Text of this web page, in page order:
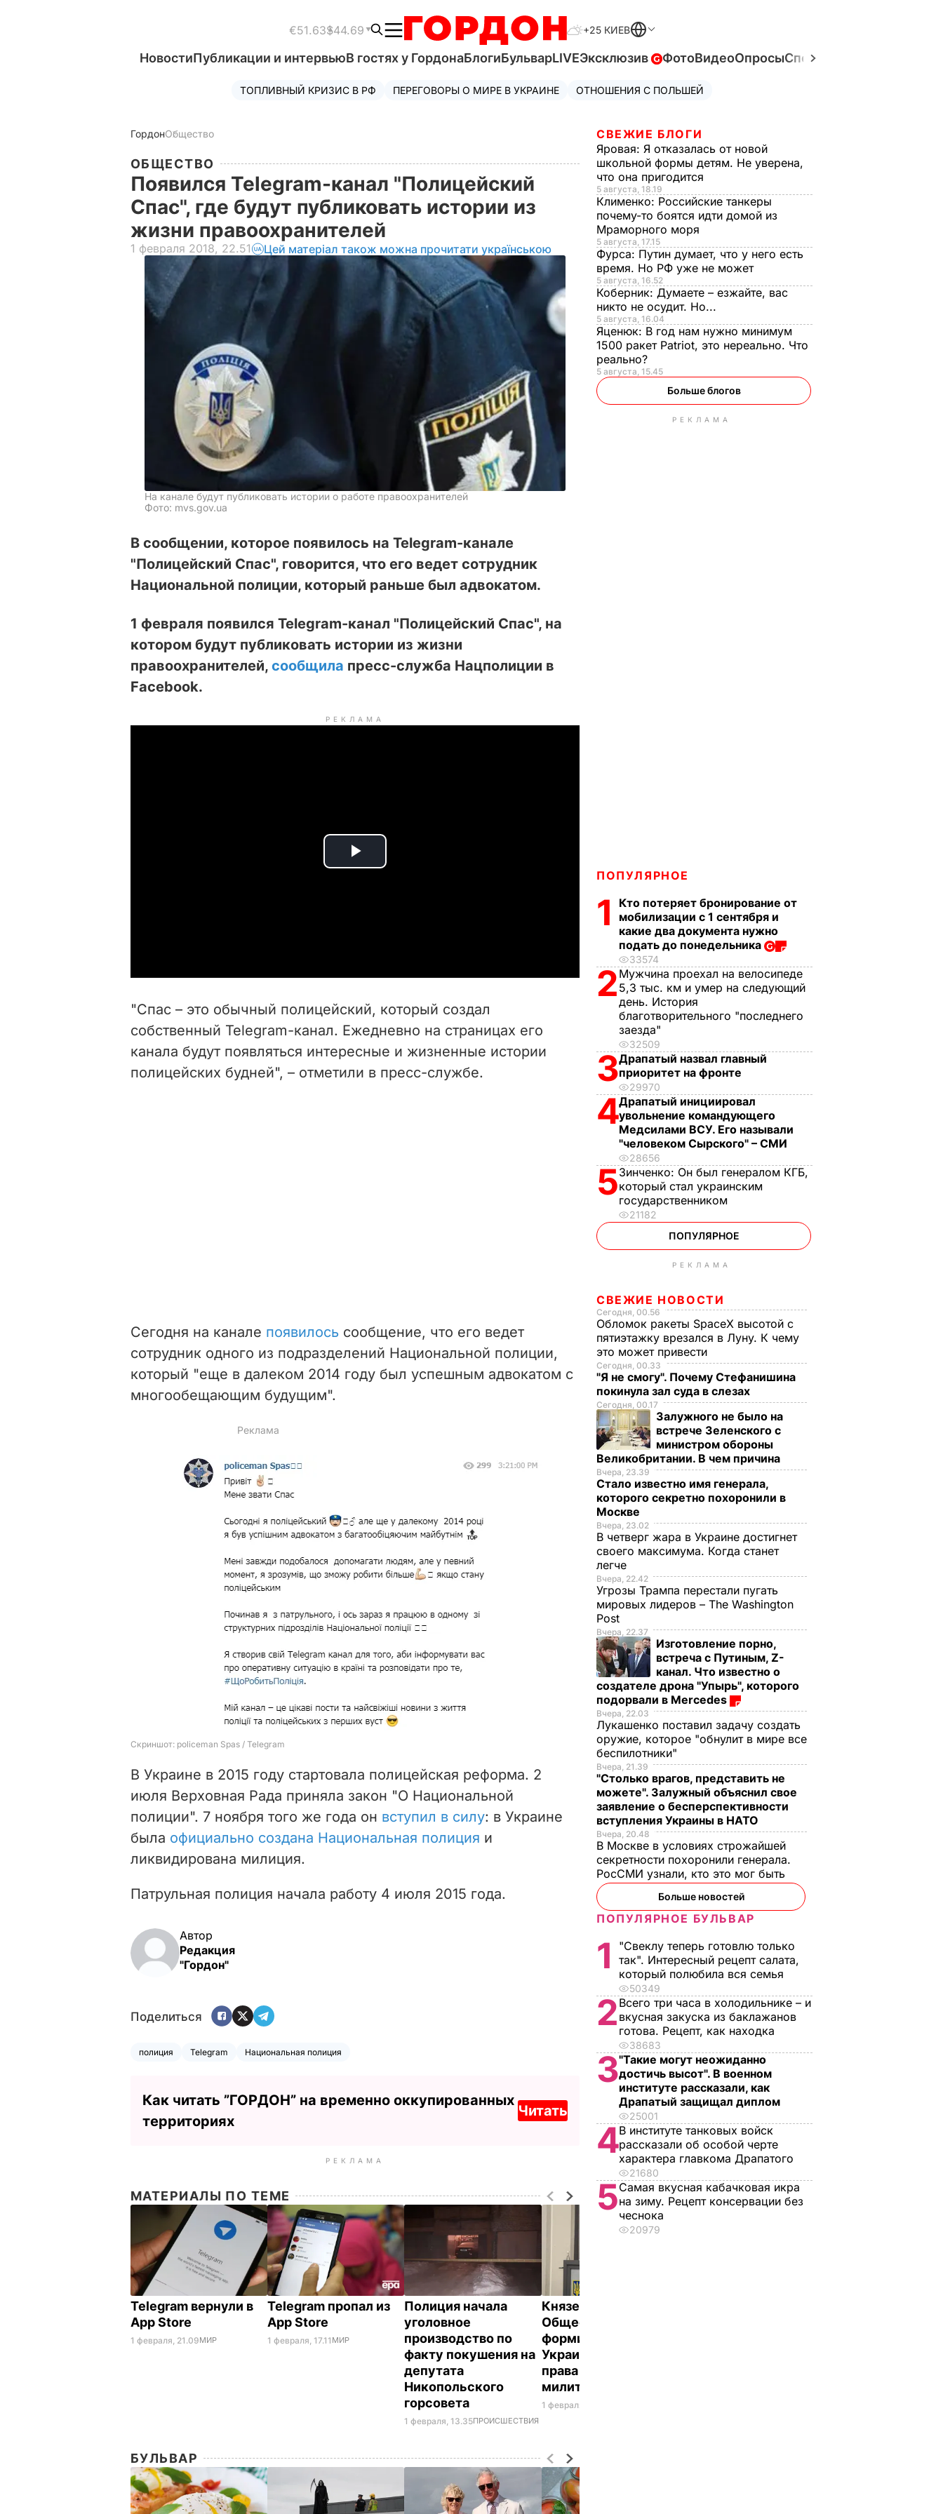
€51.63$44.69 +25 КИЕВ
НовостиПубликации и интервьюВ гостях у ГордонаБлогиБульварLIVEЭксклюзив ФотоВидеоОпросыСпецпроекты
ТОПЛИВНЫЙ КРИЗИС В РФ ПЕРЕГОВОРЫ О МИРЕ В УКРАИНЕ ОТНОШЕНИЯ С ПОЛЬШЕЙ
ГордонОбщество
ОБЩЕСТВО
Появился Telegram-канал "Полицейский
Спас", где будут публиковать истории из
жизни правоохранителей
1 февраля 2018, 22.51 Цей матеріал також можна прочитати українською
На канале будут публиковать истории о работе правоохранителей
Фото: mvs.gov.ua
В сообщении, которое появилось на Telegram-канале
"Полицейский Спас", говорится, что его ведет сотрудник
Национальной полиции, который раньше был адвокатом.
1 февраля появился Telegram-канал "Полицейский Спас", на
котором будут публиковать истории из жизни
правоохранителей, сообщила пресс-служба Нацполиции в
Facebook.
РЕКЛАМА
P
i
d
"Спас – это обычный полицейский, который создал
собственный Telegram-канал. Ежедневно на страницах его
канала будут появляться интересные и жизненные истории
полицейских будней", – отметили в пресс-службе.
Сегодня на канале появилось сообщение, что его ведет
сотрудник одного из подразделений Национальной полиции,
который "еще в далеком 2014 году был успешным адвокатом с
многообещающим будущим".
В Украине в 2015 году стартовала полицейская реформа. 2
июля Верховная Рада приняла закон "О Национальной
полиции". 7 ноября того же года он вступил в силу: в Украине
была официально создана Национальная полиция и
ликвидирована милиция.
Патрульная полиция начала работу 4 июля 2015 года.
Автор
Редакция
"Гордон"
Поделиться
полиция Telegram Национальная полиция
Как читать ”ГОРДОН” на временно оккупированных
территориях
Читать
РЕКЛАМА
МАТЕРИАЛЫ ПО ТЕМЕ
Telegram вернули в
App Store
1 февраля, 21.09МИР
Telegram пропал из
App Store
1 февраля, 17.11 МИР
Полиция начала
уголовное
производство по
факту покушения на
депутата
Никопольского
горсовета
1 февраля, 13.35ПРОИСШЕСТВИЯ
Князев:
Общественные
формирования в
Украине не имеют
права быть
милитаризованными
1 февраля, 12.20
БУЛЬВАР
СВЕЖИЕ БЛОГИ
Яровая: Я отказалась от новой
школьной формы детям. Не уверена,
что она пригодится
5 августа, 18.19
Клименко: Российские танкеры
почему-то боятся идти домой из
Мраморного моря
5 августа, 17.15
Фурса: Путин думает, что у него есть
время. Но РФ уже не может
5 августа, 16.52
Коберник: Думаете – езжайте, вас
никто не осудит. Но...
5 августа, 16.04
Яценюк: В год нам нужно минимум
1500 ракет Patriot, это нереально. Что
реально?
5 августа, 15.45
Больше блогов
РЕКЛАМА
ПОПУЛЯРНОЕ
1
Кто потеряет бронирование от
мобилизации с 1 сентября и
какие два документа нужно
подать до понедельника
33574
2 Мужчина проехал на велосипеде
5,3 тыс. км и умер на следующий
день. История
благотворительного "последнего
заезда"
32509
3Драпатый назвал главный
приоритет на фронте
29970
4Драпатый инициировал
увольнение командующего
Медсилами ВСУ. Его называли
"человеком Сырского" – СМИ
28656
5Зинченко: Он был генералом КГБ,
который стал украинским
государственником
21182
ПОПУЛЯРНОЕ
РЕКЛАМА
СВЕЖИЕ НОВОСТИ
Сегодня, 00.56
Обломок ракеты SpaceX высотой с
пятиэтажку врезался в Луну. К чему
это может привести
Сегодня, 00.33
"Я не смогу". Почему Стефанишина
покинула зал суда в слезах
Сегодня, 00.17
Залужного не было на
встрече Зеленского с
министром обороны
Великобритании. В чем причина
Вчера, 23.39
Стало известно имя генерала,
которого секретно похоронили в
Москве
Вчера, 23.02
В четверг жара в Украине достигнет
своего максимума. Когда станет
легче
Вчера, 22.42
Угрозы Трампа перестали пугать
мировых лидеров – The Washington
Post
Вчера, 22.37
Изготовление порно,
встреча с Путиным, Z-
канал. Что известно о
создателе дрона "Упырь", которого
подорвали в Mercedes
Вчера, 22.03
Лукашенко поставил задачу создать
оружие, которое "обнулит в мире все
беспилотники"
Вчера, 21.39
"Столько врагов, представить не
можете". Залужный объяснил свое
заявление о бесперспективности
вступления Украины в НАТО
Вчера, 20.48
В Москве в условиях строжайшей
секретности похоронили генерала.
РосСМИ узнали, кто это мог быть
Больше новостей
ПОПУЛЯРНОЕ БУЛЬВАР
1
"Свеклу теперь готовлю только
так". Интересный рецепт салата,
который полюбила вся семья
50349
2 Всего три часа в холодильнике – и
вкусная закуска из баклажанов
готова. Рецепт, как находка
38683
3"Такие могут неожиданно
достичь высот". В военном
институте рассказали, как
Драпатый защищал диплом
25001
4В институте танковых войск
рассказали об особой черте
характера главкома Драпатого
21680
5Самая вкусная кабачковая икра
на зиму. Рецепт консервации без
чеснока
20979